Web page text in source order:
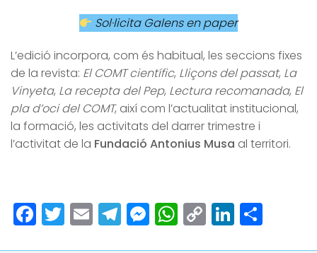
Sol·licita Galens en paper
L’edició incorpora, com és habitual, les seccions fixes
de la revista: El COMT científic, Lliçons del passat, La
Vinyeta, La recepta del Pep, Lectura recomanada, El
pla d’oci del COMT, així com l’actualitat institucional,
la formació, les activitats del darrer trimestre i
l’activitat de la Fundació Antonius Musa al territori.
Facebook
Twitter
EmailTelegram
Messenger
WhatsApp
Copy
Link